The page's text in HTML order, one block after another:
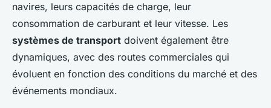
navires, leurs capacités de charge, leur
consommation de carburant et leur vitesse. Les
systèmes de transport doivent également être
dynamiques, avec des routes commerciales qui
évoluent en fonction des conditions du marché et des
événements mondiaux.